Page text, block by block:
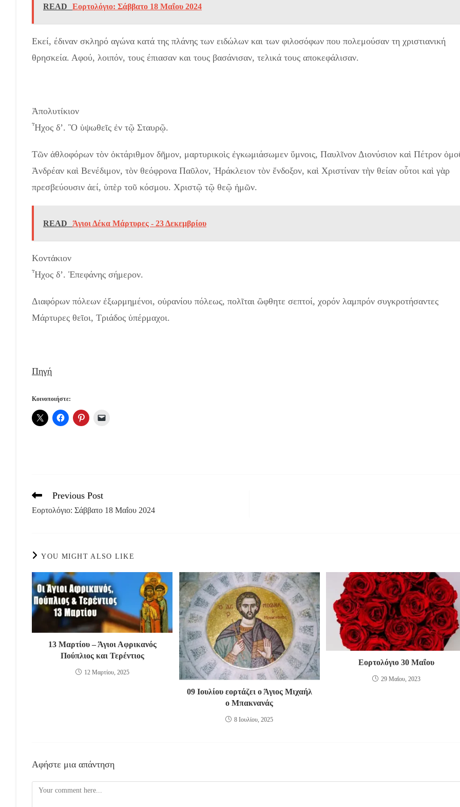
READ Εορτολόγιο: Σάββατο 18 Μαΐου 2024
Εκεί, έδιναν σκληρό αγώνα κατά της πλάνης των ειδώλων και των φιλοσόφων που πολεμούσαν τη χριστιανική
θρησκεία. Αφού, λοιπόν, τους έπιασαν και τους βασάνισαν, τελικά τους αποκεφάλισαν.
Ἀπολυτίκιον
Ἦχος δ’. Ὃ ὑψωθεῖς ἐν τῷ Σταυρῷ.
Τῶν ἀθλοφόρων τὸν ὀκτάριθμον δῆμον, μαρτυρικοὶς ἐγκωμιάσωμεν ὕμνοις, Παυλῖνον Διονύσιον καὶ Πέτρον
Ἀνδρέαν καὶ Βενέδιμον, τὸν θεόφρονα Παῦλον, Ἡράκλειον τὸν ἔνδοξον, καὶ Χριστίναν τὴν θείαν οὗτοι καὶ γὰρ
πρεσβεύουσιν ἀεί, ὑπὲρ τοῦ κόσμου. Χριστῷ τῷ θεῷ ἠμῶν.
READ Άγιοι Δέκα Μάρτυρες - 23 Δεκεμβρίου
Κοντάκιον
Ἦχος δ’. Ἐπεφάνης σήμερον.
Διαφόρων πόλεων ἐξωρμημένοι, οὐρανίου πόλεως, πολῖται ὢφθητε σεπτοί, χορόν λαμπρόν συγκροτήσαντες
Μάρτυρες θεῖοι, Τριάδος ὑπέρμαχοι.
Πηγή
Κοινοποιήστε:
Read
articles
Previous Post
Εορτολόγιο: Σάββατο 18 Μαΐου 2024
YOU MIGHT ALSO LIKE
13 Μαρτίου – Άγιοι Αφρικανός
Πούπλιος και Τερέντιος
12 Μαρτίου, 2025
09 Ιουλίου εορτάζει ο Άγιος Μιχαήλ
ο Μπακνανάς
8 Ιουλίου, 2025
Εορτολόγιο 30 Μαΐου
29 Μαΐου, 2023
Αφήστε μια απάντηση
Comment